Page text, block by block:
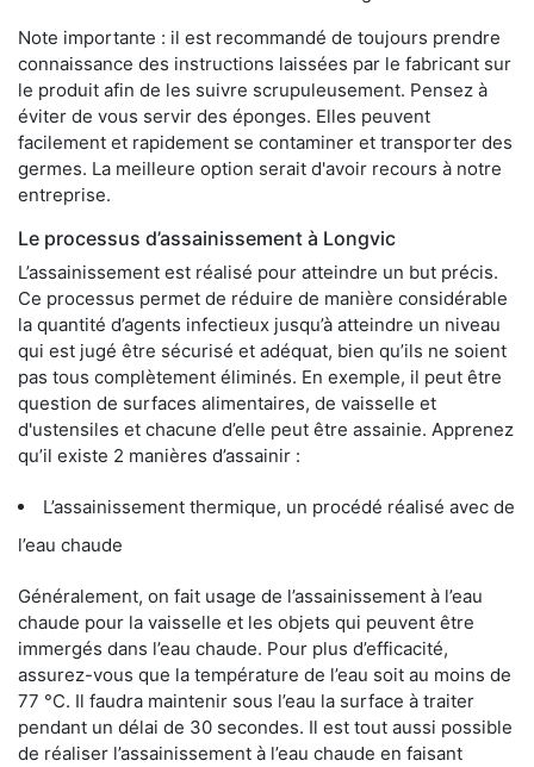
Note importante : il est recommandé de toujours prendre
connaissance des instructions laissées par le fabricant sur
le produit afin de les suivre scrupuleusement. Pensez à
éviter de vous servir des éponges. Elles peuvent
facilement et rapidement se contaminer et transporter des
germes. La meilleure option serait d'avoir recours à notre
entreprise.
Le processus d’assainissement à Longvic
L’assainissement est réalisé pour atteindre un but précis.
Ce processus permet de réduire de manière considérable
la quantité d’agents infectieux jusqu’à atteindre un niveau
qui est jugé être sécurisé et adéquat, bien qu’ils ne soient
pas tous complètement éliminés. En exemple, il peut être
question de surfaces alimentaires, de vaisselle et
d'ustensiles et chacune d’elle peut être assainie. Apprenez
qu’il existe 2 manières d’assainir :
L’assainissement thermique, un procédé réalisé avec de
l’eau chaude
Généralement, on fait usage de l’assainissement à l’eau
chaude pour la vaisselle et les objets qui peuvent être
immergés dans l’eau chaude. Pour plus d’efficacité,
assurez-vous que la température de l’eau soit au moins de
77 °C. Il faudra maintenir sous l’eau la surface à traiter
pendant un délai de 30 secondes. Il est tout aussi possible
de réaliser l’assainissement à l’eau chaude en faisant